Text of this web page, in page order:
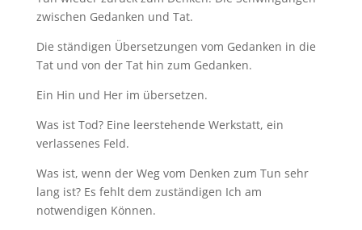
zwischen Gedanken und Tat.
Die ständigen Übersetzungen vom Gedanken in die
Tat und von der Tat hin zum Gedanken.
Ein Hin und Her im übersetzen.
Was ist Tod? Eine leerstehende Werkstatt, ein
verlassenes Feld.
Was ist, wenn der Weg vom Denken zum Tun sehr
lang ist? Es fehlt dem zuständigen Ich am
notwendigen Können.